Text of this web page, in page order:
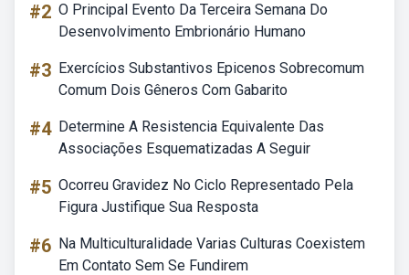
#2 O Principal Evento Da Terceira Semana Do
Desenvolvimento Embrionário Humano
#3 Exercícios Substantivos Epicenos Sobrecomum
Comum Dois Gêneros Com Gabarito
#4 Determine A Resistencia Equivalente Das
Associações Esquematizadas A Seguir
#5 Ocorreu Gravidez No Ciclo Representado Pela
Figura Justifique Sua Resposta
#6 Na Multiculturalidade Varias Culturas Coexistem
Em Contato Sem Se Fundirem